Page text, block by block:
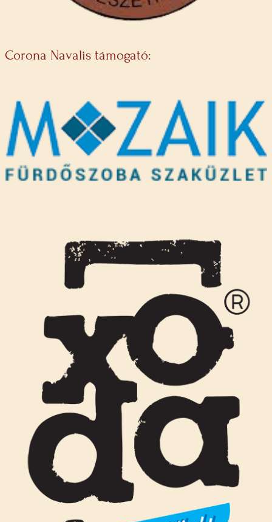
Corona Navalis támogató: